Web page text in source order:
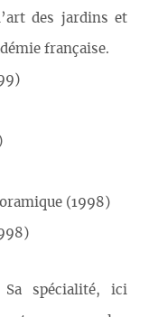
des jardins et
française.
(1998)
Sa spécialité, ici